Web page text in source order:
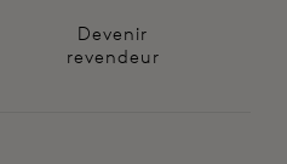
Devenir
revendeur